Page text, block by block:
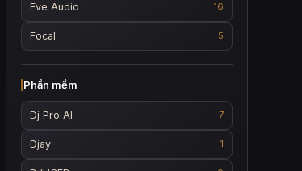
Eve Audio 16
Focal 5
Phần mềm
Dj Pro AI 7
Djay 1